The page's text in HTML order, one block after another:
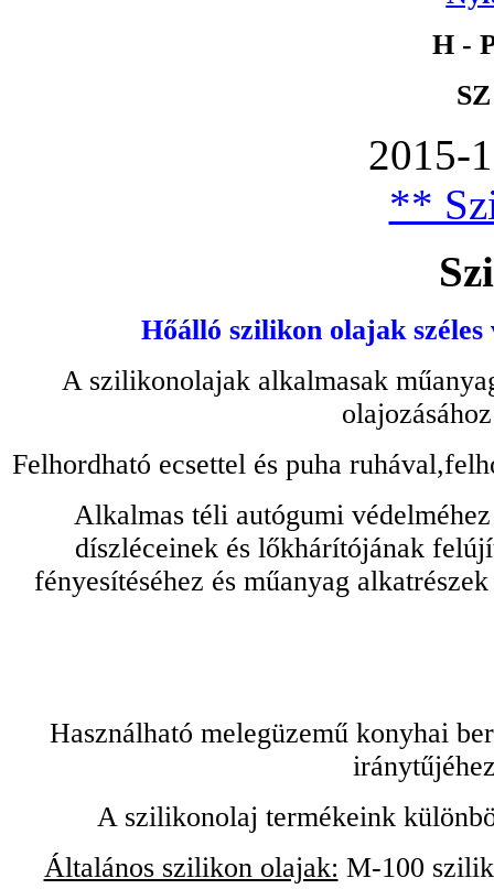
H -
2015-
**
Hőálló szilikon olajak
A szilikonolajak alkalmasak
Felhordható ecsettel és puha
Alkalmas téli autógumi
díszléceinek és lőkhárítójának
fényesítéséhez és műanyag
Használható melegüzemű konyhai
A szilikonolaj termékeink
Általános szilikon olajak: M-100